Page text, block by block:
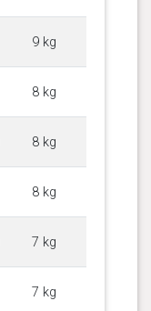
9 kg
8 kg
8 kg
8 kg
7 kg
7 kg